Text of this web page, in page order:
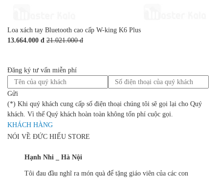
Loa xách tay Bluetooth cao cấp W-king K6 Plus
13.664.000 đ 21.021.000 đ
Đăng ký tư vấn miễn phí
Gửi
(*) Khi quý khách cung cấp số điện thoại chúng tôi sẽ gọi lại cho Quý
khách. Vì thế Quý khách hoàn toàn không tốn phí cuộc gọi.
KHÁCH HÀNG
NÓI VỀ ĐỨC HIẾU STORE
Hạnh Nhi _ Hà Nội
Tôi đau đầu nghĩ ra món quà để tặng giáo viên của các con